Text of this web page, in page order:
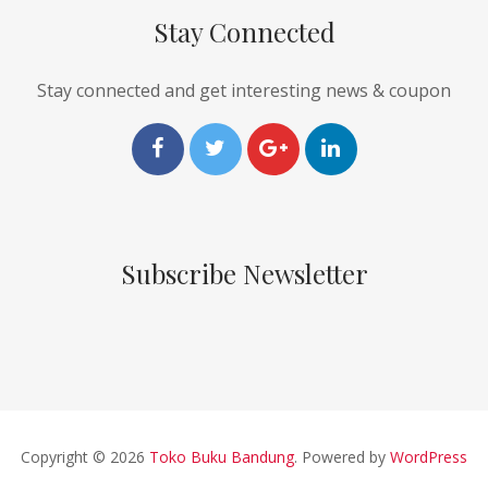
Stay Connected
Stay connected and get interesting news & coupon
Subscribe Newsletter
Copyright © 2026 Toko Buku Bandung. Powered by WordPress